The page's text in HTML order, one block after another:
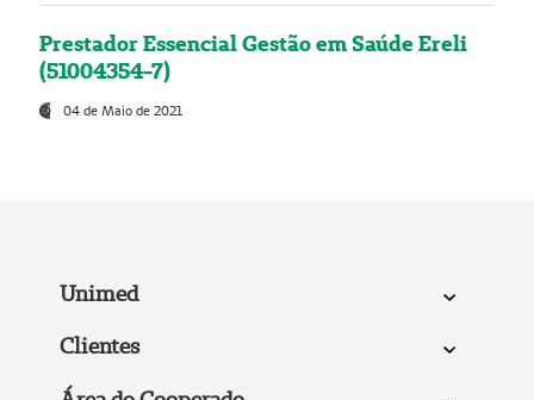
Prestador Essencial Gestão em Saúde Ereli
(51004354-7)
04 de Maio de 2021
Unimed
Clientes